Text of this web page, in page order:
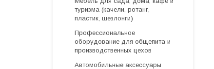
туризма (качели, ротанг,
пластик, шезлонги)
Профессиональное
оборудование для общепита и
производственных цехов
Автомобильные аксессуары